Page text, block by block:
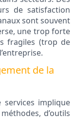
de satisfaction
sont souvent
une trop forte
fragiles (trop de
de la
services implique
d’outils